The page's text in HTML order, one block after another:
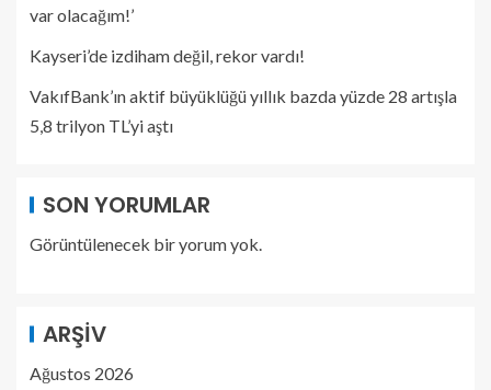
var olacağım!’
Kayseri’de izdiham değil, rekor vardı!
VakıfBank’ın aktif büyüklüğü yıllık bazda yüzde 28 artışla
5,8 trilyon TL’yi aştı
SON YORUMLAR
Görüntülenecek bir yorum yok.
ARŞIV
Ağustos 2026